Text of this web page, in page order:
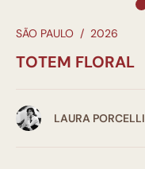
SÃO PAULO / 2026
TOTEM FLORAL
LAURA PORCELLI